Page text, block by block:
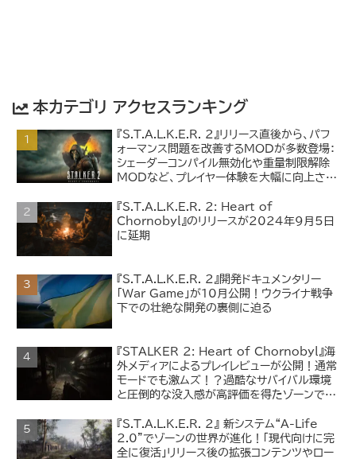
本カテゴリ アクセスランキング
『S.T.A.L.K.E.R. 2』リリース直後から、パフ
ォーマンス問題を改善するMODが多数登場：
シェーダーコンパイル無効化や重量制限解除
MODなど、プレイヤー体験を大幅に向上させ
『S.T.A.L.K.E.R. 2: Heart of
Chornobyl』のリリースが2024年9月5日
に延期
『S.T.A.L.K.E.R. 2』開発ドキュメンタリー
「War Game」が10月公開！ウクライナ戦争
下での壮絶な開発の裏側に迫る
『STALKER 2: Heart of Chornobyl』海
外メディアによるプレイレビューが公開！通常
モードでも激ムズ！？過酷なサバイバル環境
と圧倒的な没入感が高評価を得たゾーンでの
『S.T.A.L.K.E.R. 2』 新システム“A-Life
2.0”でゾーンの世界が進化！「現代向けに完
全に復活」リリース後の拡張コンテンツやロー